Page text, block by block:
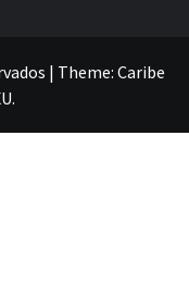
| Theme: Caribe
.